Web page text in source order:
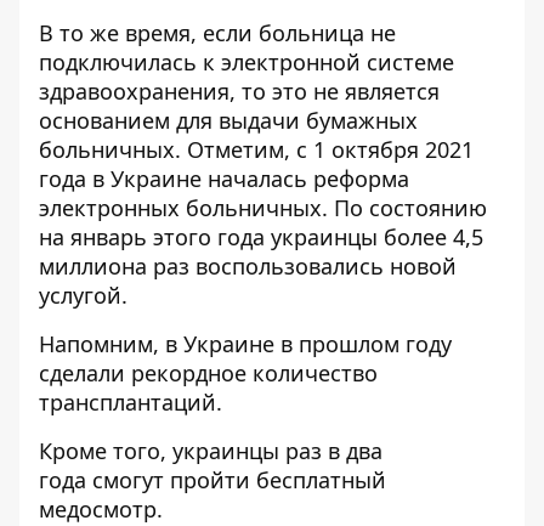
В то же время, если больница не
подключилась к электронной системе
здравоохранения, то это не является
основанием для выдачи бумажных
больничных. Отметим, с 1 октября 2021
года в Украине началась реформа
электронных больничных. По состоянию
на январь этого года украинцы более 4,5
миллиона раз воспользовались новой
услугой.
Напомним, в Украине в прошлом году
сделали рекордное количество
трансплантаций.
Кроме того, украинцы раз в два
года смогут пройти бесплатный
медосмотр.